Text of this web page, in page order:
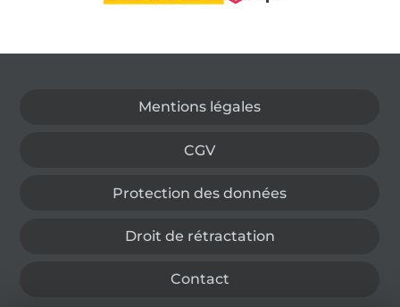
Mentions légales
CGV
Protection des données
Droit de rétractation
Contact